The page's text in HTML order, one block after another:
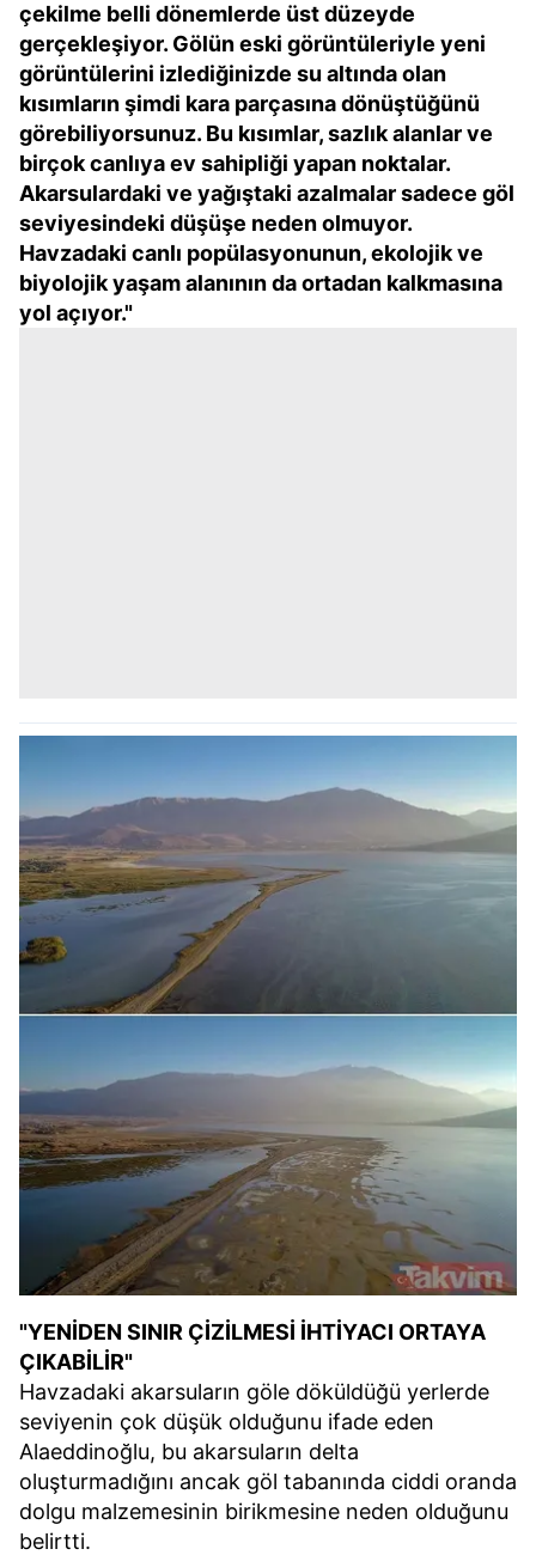
verileriniz işlenmekte olup gerekli olan çerezler bilgi
toplumu hizmetlerinin sunulması amacıyla
kullanılmaktadır. Diğer çerezler, sitemizin daha işlevsel
kılınması ve kişiselleştirilmesi ve sizlere yönelik
reklam/pazarlama faaliyetlerinin yapılması, amaçlarıyla
sınırlı olarak açık rızanız dahilinde kullanılacaktır.
Çerezlere ilişkin tercihlerinizi aşağıda yer alan panel
vasıtasıyla belirleyebilirsiniz. Çerezlere ilişkin detaylı bilgi
için Ayarlar butonuna tıklayabilir, Çerez Bilgilendirme
Metnimiziziyaret edebilirsiniz.
çekilme belli dönemlerde üst düzeyde
gerçekleşiyor. Gölün eski görüntüleriyle yeni
görüntülerini izlediğinizde su altında olan
kısımların şimdi kara parçasına dönüştüğünü
görebiliyorsunuz. Bu kısımlar, sazlık alanlar ve
birçok canlıya ev sahipliği yapan noktalar.
Akarsulardaki ve yağıştaki azalmalar sadece göl
seviyesindeki düşüşe neden olmuyor.
Havzadaki canlı popülasyonunun, ekolojik ve
biyolojik yaşam alanının da ortadan kalkmasına
yol açıyor."
"YENİDEN SINIR ÇİZİLMESİ İHTİYACI ORTAYA
ÇIKABİLİR"
Havzadaki akarsuların göle döküldüğü yerlerde
seviyenin çok düşük olduğunu ifade eden
Alaeddinoğlu, bu akarsuların delta
oluşturmadığını ancak göl tabanında ciddi oranda
dolgu malzemesinin birikmesine neden olduğunu
belirtti.